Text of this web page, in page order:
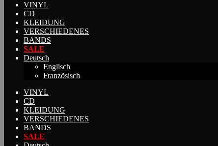
VINYL
CD
KLEIDUNG
VERSCHIEDENES
BANDS
SALE
Deutsch
Englisch
Französisch
VINYL
CD
KLEIDUNG
VERSCHIEDENES
BANDS
SALE